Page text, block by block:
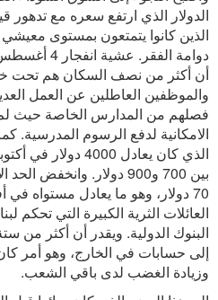
الدولار الذي ارتفع سعره مع تدهور
الذين كانوا يتمتعون بمستوى
دوامة
أن أكثر من نصف السكان هم تحت
والموظفين العاطلين عن العمل
فصلهم من المدارس الخاصة حيث
الامكانية لدفع الرسوم المدرسية.
بين 700 و900 دولار.
70 دولار، وهو ما يعادل مستواه
العائلات الثرية الكبيرة التي تحكم
البنوك الدولية. ويقدر أن أكثر من
إلى حسابات في الخارج، وهو أمر
وزيادة الغضب لدى باقي الشعب.